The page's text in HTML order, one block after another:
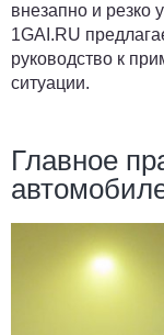
внезапно и резко
1GAI.RU
руководство к
ситуации.
Главное